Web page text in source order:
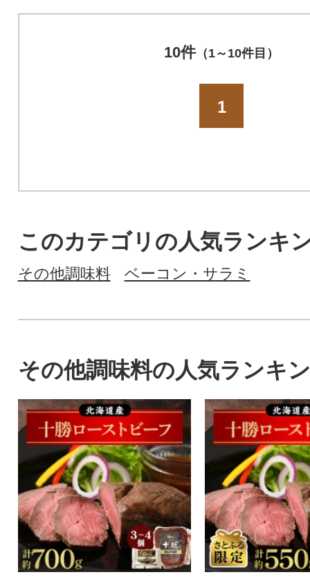
10件（1～10件目）
1
このカテゴリの人気ランキ
その他調味料 ベーコン・サラミ
その他調味料の人気ランキ